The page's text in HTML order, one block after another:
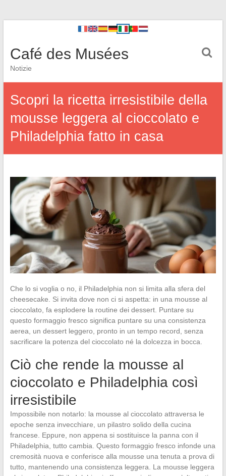
Café des Musées
Notizie
Scopri la ricetta irresistibile della
mousse leggera al cioccolato e
Philadelphia fatto in casa
Che lo si voglia o no, il Philadelphia non si limita alla sfera del
cheesecake. Si invita dove non ci si aspetta: in una mousse al
cioccolato, fa esplodere la routine dei dessert. Puntare su
questo formaggio fresco significa puntare su una consistenza
aerea, un dessert leggero, pronto in un tempo record, senza
sacrificare la potenza del cioccolato né la dolcezza in bocca.
Ciò che rende la mousse al
cioccolato e Philadelphia così
irresistibile
Impossibile non notarlo: la mousse al cioccolato attraversa le
epoche senza invecchiare, un pilastro solido della cucina
francese. Eppure, non appena si sostituisce la panna con il
Philadelphia, tutto cambia. Questo formaggio fresco infonde una
cremosità nuova e conferisce alla mousse una tenuta a prova di
tutto, mantenendo una consistenza leggera. La mousse leggera